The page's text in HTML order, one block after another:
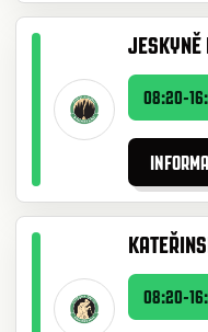
JESKYNĚ
08:20-
08:20-